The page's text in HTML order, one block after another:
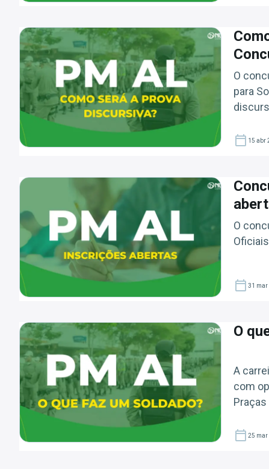
O
para
15 abr
O
31 mar
O
A
com
25 mar